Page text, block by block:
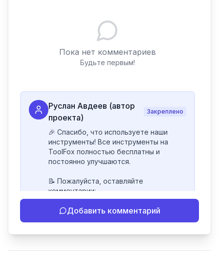
Пока нет комментариев
Будьте первым!
Руслан Авдеев (автор
проекта)
Закреплено
🎉 Спасибо, что используете наши
инструменты! Все инструменты на
ToolFox полностью бесплатны и
постоянно улучшаются.
📝 Пожалуйста, оставляйте
комментарии:
- Если инструмент работает
некорректно
Добавить комментарий